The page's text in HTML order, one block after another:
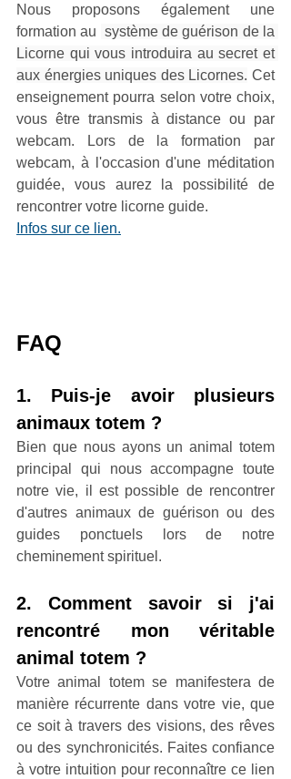
Nous proposons également une
formation au système de guérison de la
Licorne qui vous introduira au secret et
aux énergies uniques des Licornes. Cet
enseignement pourra selon votre choix,
vous être transmis à distance ou par
webcam. Lors de la formation par
webcam, à l'occasion d'une méditation
guidée, vous aurez la possibilité de
rencontrer votre licorne guide.
Infos sur ce lien.
FAQ
1. Puis-je avoir plusieurs
animaux totem ?
Bien que nous ayons un animal totem
principal qui nous accompagne toute
notre vie, il est possible de rencontrer
d'autres animaux de guérison ou des
guides ponctuels lors de notre
cheminement spirituel.
2. Comment savoir si j'ai
rencontré mon véritable
animal totem ?
Votre animal totem se manifestera de
manière récurrente dans votre vie, que
ce soit à travers des visions, des rêves
ou des synchronicités. Faites confiance
à votre intuition pour reconnaître ce lien